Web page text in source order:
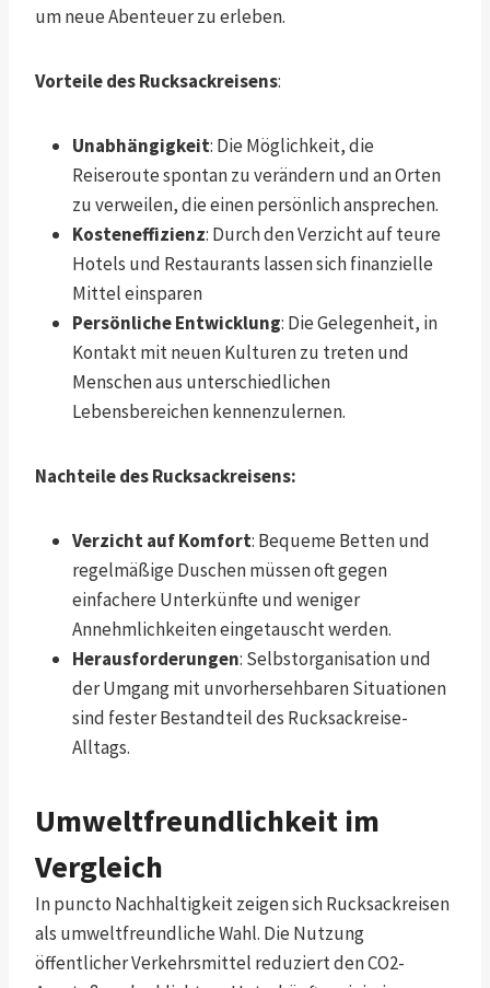
um neue Abenteuer zu erleben.
Vorteile des Rucksackreisens:
Unabhängigkeit: Die Möglichkeit, die
Reiseroute spontan zu verändern und an Orten
zu verweilen, die einen persönlich ansprechen.
Kosteneffizienz: Durch den Verzicht auf teure
Hotels und Restaurants lassen sich finanzielle
Mittel einsparen
Persönliche Entwicklung: Die Gelegenheit, in
Kontakt mit neuen Kulturen zu treten und
Menschen aus unterschiedlichen
Lebensbereichen kennenzulernen.
Nachteile des Rucksackreisens:
Verzicht auf Komfort: Bequeme Betten und
regelmäßige Duschen müssen oft gegen
einfachere Unterkünfte und weniger
Annehmlichkeiten eingetauscht werden.
Herausforderungen: Selbstorganisation und
der Umgang mit unvorhersehbaren Situationen
sind fester Bestandteil des Rucksackreise-
Alltags.
Umweltfreundlichkeit im
Vergleich
In puncto Nachhaltigkeit zeigen sich Rucksackreisen
als umweltfreundliche Wahl. Die Nutzung
öffentlicher Verkehrsmittel reduziert den CO2-